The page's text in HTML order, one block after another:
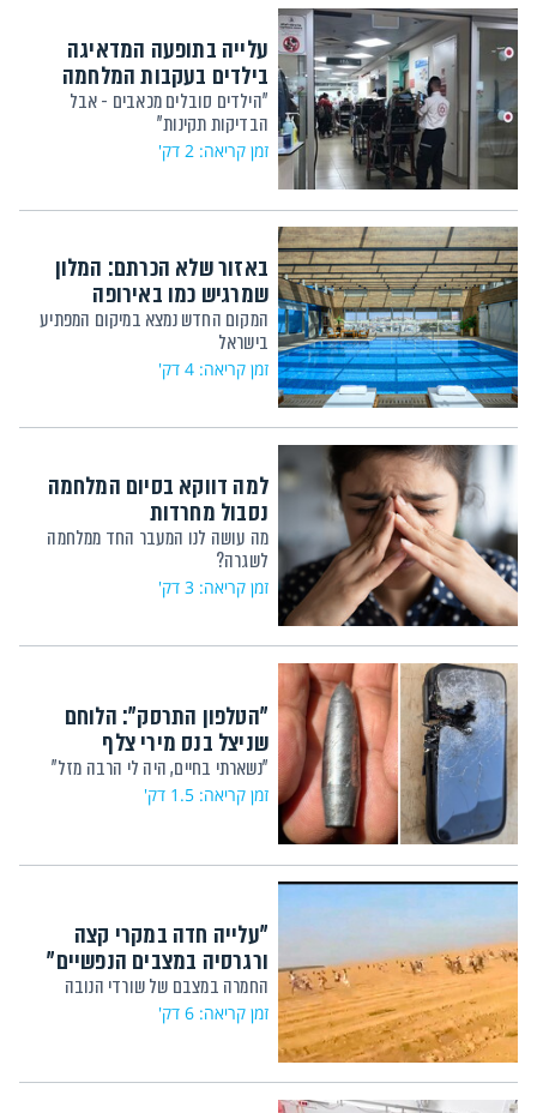
עלייה בתופעה המדאיגה
בילדים בעקבות המלחמה
"הילדים סובלים מכאבים - אבל
הבדיקות תקינות"
זמן קריאה: 2 דק'
באזור שלא הכרתם: המלון
שמרגיש כמו באירופה
המקום החדש נמצא במיקום המפתיע
בישראל
זמן קריאה: 4 דק'
למה דווקא בסיום המלחמה
נסבול מחרדות
מה עושה לנו המעבר החד ממלחמה
לשגרה?
זמן קריאה: 3 דק'
"הטלפון התרסק": הלוחם
שניצל בנס מירי צלף
"נשארתי בחיים, היה לי הרבה מזל"
זמן קריאה: 1.5 דק'
"עלייה חדה במקרי קצה
ורגרסיה במצבים הנפשיים"
החמרה במצבם של שורדי הנובה
זמן קריאה: 6 דק'